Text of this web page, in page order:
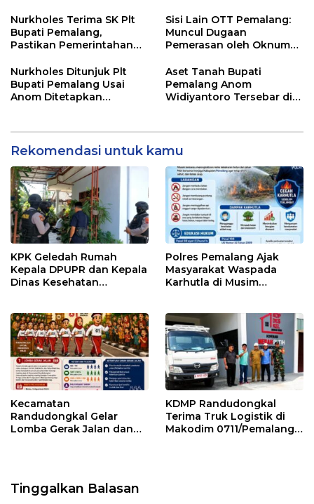
Dunia
Berjalan
Nurkholes Terima SK Plt
Bupati Pemalang,
Pastikan Pemerintahan
Sisi Lain OTT Pemalang:
Muncul Dugaan
Pemerasan oleh Oknum
Nurkholes Ditunjuk Plt
Bupati Pemalang Usai
Anom Ditetapkan
Aset Tanah Bupati
Pemalang Anom
Widiyantoro Tersebar di
Rekomendasi untuk kamu
KPK Geledah Rumah
Kepala DPUPR dan Kepala
Dinas Kesehatan
Polres Pemalang Ajak
Masyarakat Waspada
Karhutla di Musim
Kecamatan
Randudongkal Gelar
Lomba Gerak Jalan dan
KDMP Randudongkal
Terima Truk Logistik di
Makodim 0711/Pemalang
Tinggalkan Balasan